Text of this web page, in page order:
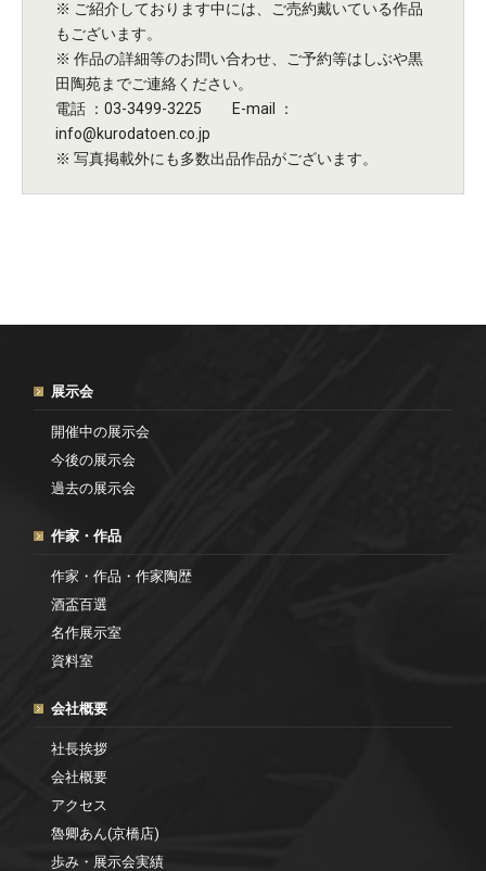
※ ご紹介しております中には、ご売約戴いている作品
もございます。
※ 作品の詳細等のお問い合わせ、ご予約等はしぶや黒
田陶苑までご連絡ください。
電話 ：03-3499-3225 E-mail ：
info@kurodatoen.co.jp
※ 写真掲載外にも多数出品作品がございます。
展示会
開催中の展示会
今後の展示会
過去の展示会
作家・作品
作家・作品・作家陶歴
酒盃百選
名作展示室
資料室
会社概要
社長挨拶
会社概要
アクセス
魯卿あん(京橋店)
歩み・展示会実績